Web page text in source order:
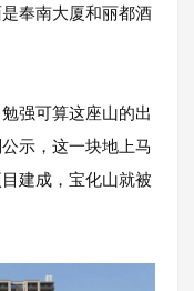
奉南大厦和丽都酒
强可算这座山的出
示，这一块地上马
建成，宝化山就被